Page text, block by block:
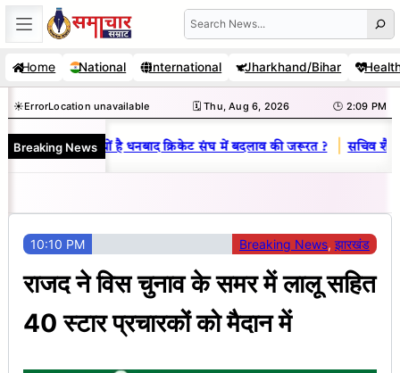
Skip
to
content
Search
Home National International Jharkhand/Bihar
☀️ErrorLocation unavailable 🗓️ Thu, Aug 6, 2026 🕒 2:09 PM
Breaking News
राज : जानें क्यों है धनबाद क्रिकेट संघ में बदलाव की जरूरत ? | सचिव शैलेंद्र
10:10 PM Breaking News, झारखंड
राजद ने विस चुनाव के समर में लालू सहित
40 स्टार प्रचारकों को मैदान में